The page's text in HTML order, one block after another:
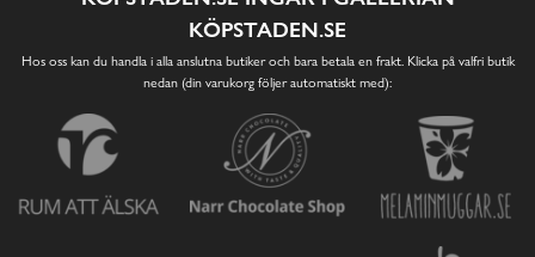
KÖPSTADEN.SE
Hos oss kan du handla i alla anslutna butiker och bara betala en frakt. Klicka på valfri butik
nedan (din varukorg följer automatiskt med):